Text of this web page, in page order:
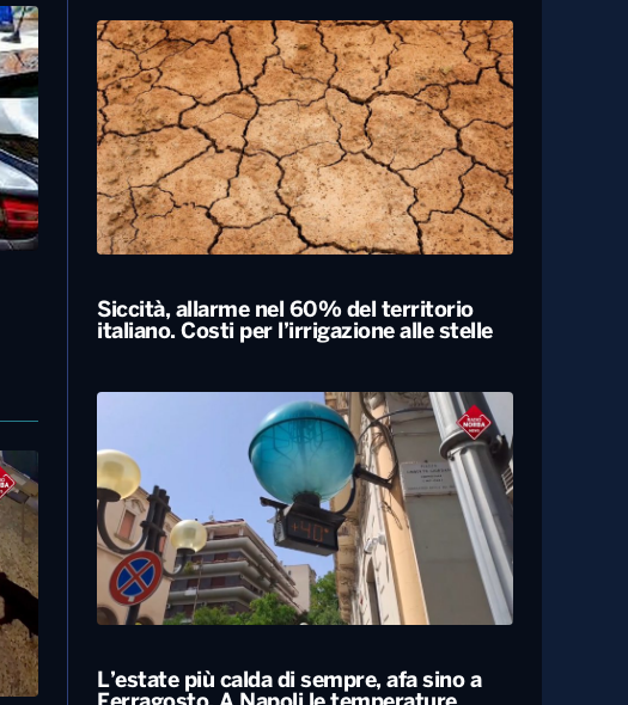
Siccità, allarme nel 60% del territorio
italiano. Costi per l’irrigazione alle stelle
L’estate più calda di sempre, afa sino a